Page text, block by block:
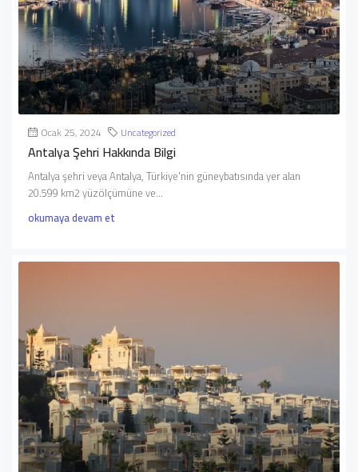
Ocak 25, 2024 Uncategorized
Antalya Şehri Hakkında Bilgi
Antalya şehri veya Antalya, Türkiye'nin güneybatısında yer alan
20.599 km2 yüzölçümüne ve...
okumaya devam et